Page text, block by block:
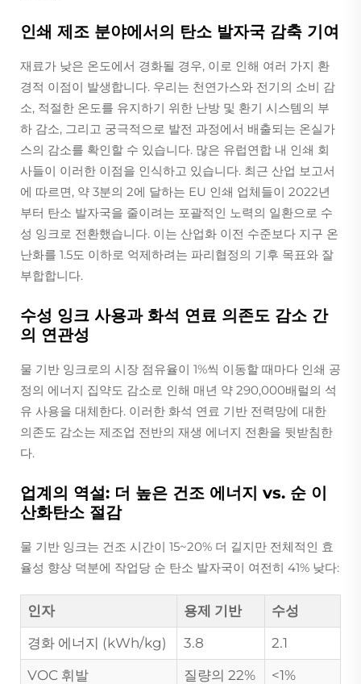
인쇄 제조 분야에서의 탄소 발자국 감축 기여
재료가 낮은 온도에서 경화될 경우, 이로 인해 여러 가지 환
경적 이점이 발생합니다. 우리는 천연가스와 전기의 소비 감
소, 적절한 온도를 유지하기 위한 난방 및 환기 시스템의 부
하 감소, 그리고 궁극적으로 발전 과정에서 배출되는 온실가
스의 감소를 확인할 수 있습니다. 많은 유럽연합 내 인쇄 회
사들이 이러한 이점을 인식하고 있습니다. 최근 산업 보고서
에 따르면, 약 3분의 2에 달하는 EU 인쇄 업체들이 2022년
부터 탄소 발자국을 줄이려는 포괄적인 노력의 일환으로 수
성 잉크로 전환했습니다. 이는 산업화 이전 수준보다 지구 온
난화를 1.5도 이하로 억제하려는 파리협정의 기후 목표와 잘
부합합니다.
수성 잉크 사용과 화석 연료 의존도 감소 간
의 연관성
물 기반 잉크로의 시장 점유율이 1%씩 이동할 때마다 인쇄 공
정의 에너지 집약도 감소로 인해 매년 약 290,000배럴의 석
유 사용을 대체한다. 이러한 화석 연료 기반 전력망에 대한
의존도 감소는 제조업 전반의 재생 에너지 전환을 뒷받침한
다.
업계의 역설: 더 높은 건조 에너지 vs. 순 이
산화탄소 절감
물 기반 잉크는 건조 시간이 15~20% 더 길지만 전체적인 효
율성 향상 덕분에 작업당 순 탄소 발자국이 여전히 41% 낮다:
인자 용제 기반
수성
경화 에너지 (kWh/kg)
3.8
2.1
VOC 휘발
질량의 22%
<1%